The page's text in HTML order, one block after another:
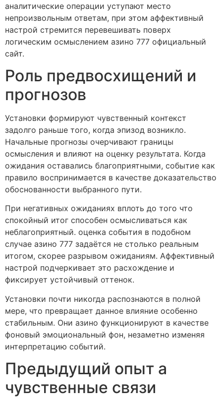
аналитические операции уступают место
непроизвольным ответам, при этом аффективный
настрой стремится перевешивать поверх
логическим осмыслением азино 777 официальный
сайт.
Роль предвосхищений и
прогнозов
Установки формируют чувственный контекст
задолго раньше того, когда эпизод возникло.
Начальные прогнозы очерчивают границы
осмысления и влияют на оценку результата. Когда
ожидания оставались благоприятными, событие как
правило воспринимается в качестве доказательство
обоснованности выбранного пути.
При негативных ожиданиях вплоть до того что
спокойный итог способен осмысливаться как
неблагоприятный. оценка события в подобном
случае азино 777 задаётся не столько реальным
итогом, скорее разрывом ожиданиям. Аффективный
настрой подчеркивает это расхождение и
фиксирует устойчивый оттенок.
Установки почти никогда распознаются в полной
мере, что превращает данное влияние особенно
стабильным. Они азино функционируют в качестве
фоновый эмоциональный фон, незаметно изменяя
интерпретацию событий.
Предыдущий опыт а
чувственные связи